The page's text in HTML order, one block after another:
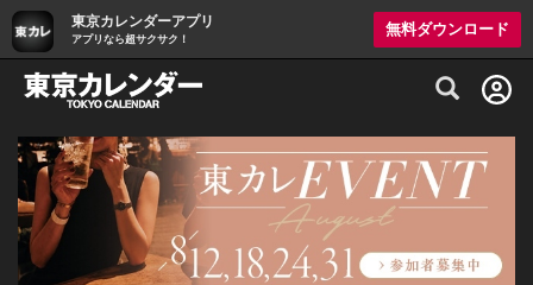
東京カレンダーアプリ
アプリなら超サクサク！
無料ダウンロード
グルメ情報・プレミアムレストラン予約